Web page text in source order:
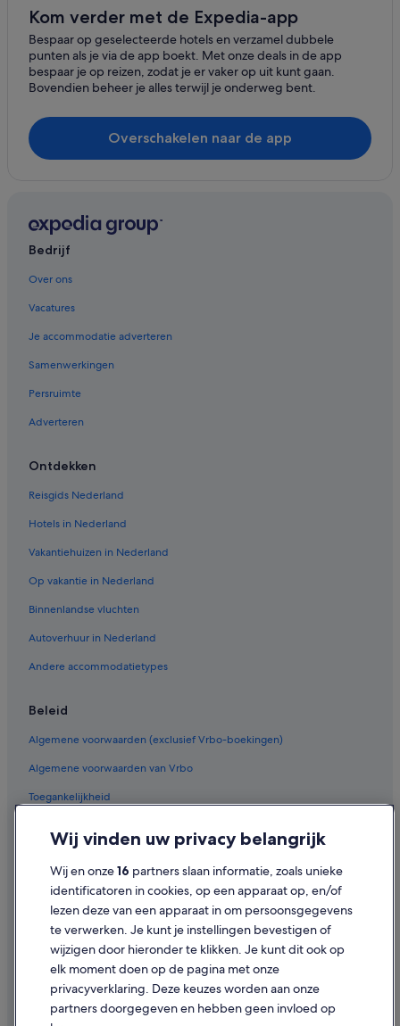
Budget in Oia
Luxe in Oia
Hotels met waterpark in Santorini
All-Inclusive in Santorini
Hotels met restaurant in Baai van Amoudi
Hotels met 4 sterren in Oia
Villa's in Oia
Appartementen in Oia
Appartementen in Imerovigli
Kom verder met de Expedia-app
Bespaar op geselecteerde hotels en verzamel dubbele
punten als je via de app boekt. Met onze deals in de app
bespaar je op reizen, zodat je er vaker op uit kunt gaan.
Bovendien beheer je alles terwijl je onderweg bent.
Overschakelen naar de app
Bedrijf
Over ons
Vacatures
Je accommodatie adverteren
Samenwerkingen
Persruimte
Adverteren
Ontdekken
Reisgids Nederland
Hotels in Nederland
Vakantiehuizen in Nederland
Op vakantie in Nederland
Binnenlandse vluchten
Autoverhuur in Nederland
Andere accommodatietypes
Beleid
Algemene voorwaarden (exclusief Vrbo-boekingen)
Algemene voorwaarden van Vrbo
Toegankelijkheid
Gebruiksvoorwaarden
Juridische informatie/Contact
Inhoudsrichtlijnen en inhoud rapporteren
Contact
Wij vinden uw privacy belangrijk
Wij en onze16 partners slaan informatie, zoals unieke
identificatoren in cookies, op een apparaat op, en/of
lezen deze van een apparaat in om persoonsgegevens
te verwerken. Je kunt je instellingen bevestigen of
wijzigen door hieronder te klikken. Je kunt dit ook op
elk moment doen op de pagina met onze
privacyverklaring. Deze keuzes worden aan onze
partners doorgegeven en hebben geen invloed op